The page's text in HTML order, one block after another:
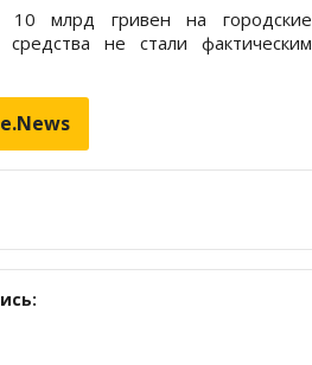
млрд гривен на городские
не стали фактическим